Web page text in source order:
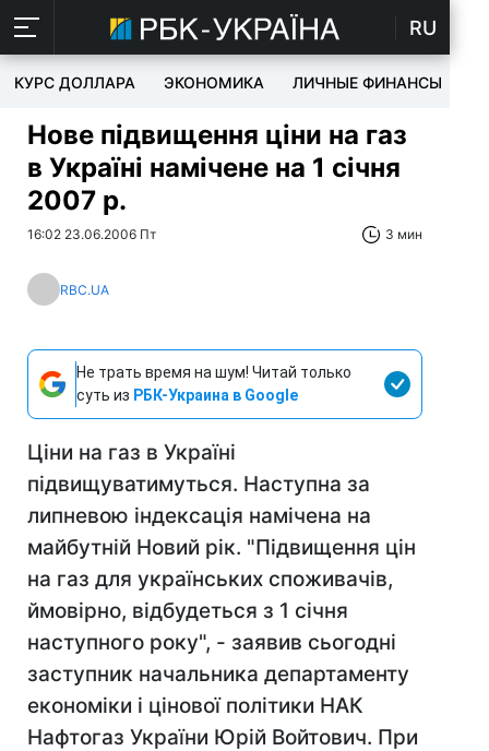
RU
КУРС ДОЛЛАРА ЭКОНОМИКА ЛИЧНЫЕ ФИНАНСЫ
Нове підвищення ціни на газ
в Україні намічене на 1 січня
2007 р.
16:02 23.06.2006 Пт 3 мин
RBC.UA
Не трать время на шум! Читай только
суть из РБК-Украина в Google
Ціни на газ в Україні
підвищуватимуться. Наступна за
липневою індексація намічена на
майбутній Новий рік. "Підвищення цін
на газ для українських споживачів,
ймовірно, відбудеться з 1 січня
наступного року", - заявив сьогодні
заступник начальника департаменту
економіки і цінової політики НАК
Нафтогаз України Юрій Войтович. При